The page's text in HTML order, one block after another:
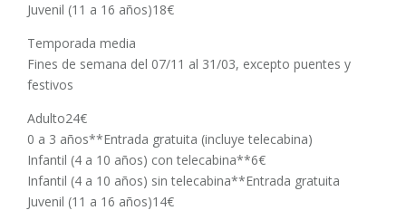
Juvenil (11 a 16 años)18€
Temporada media
Fines de semana del 07/11 al 31/03, excepto puentes y
festivos
Adulto24€
0 a 3 años**Entrada gratuita (incluye telecabina)
Infantil (4 a 10 años) con telecabina**6€
Infantil (4 a 10 años) sin telecabina**Entrada gratuita
Juvenil (11 a 16 años)14€